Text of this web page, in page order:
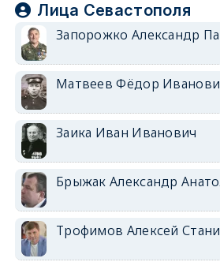
Лица Севастополя
Запорожко Александр
Матвеев Фёдор
Заика Иван Иванович
Брыжак Александр
Трофимов Алексей